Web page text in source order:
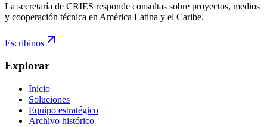
La secretaría de CRIES responde consultas sobre proyectos, medios
y cooperación técnica en América Latina y el Caribe.
Escribinos
Explorar
Inicio
Soluciones
Equipo estratégico
Archivo histórico